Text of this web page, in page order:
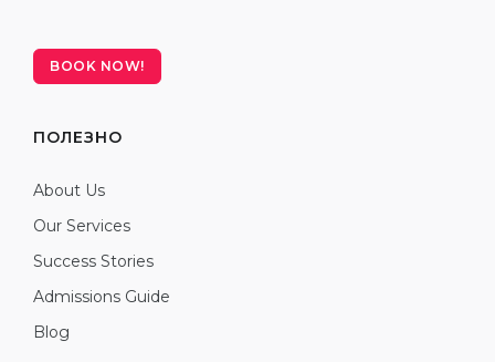
BOOK NOW!
ПОЛЕЗНО
About Us
Our Services
Success Stories
Admissions Guide
Blog